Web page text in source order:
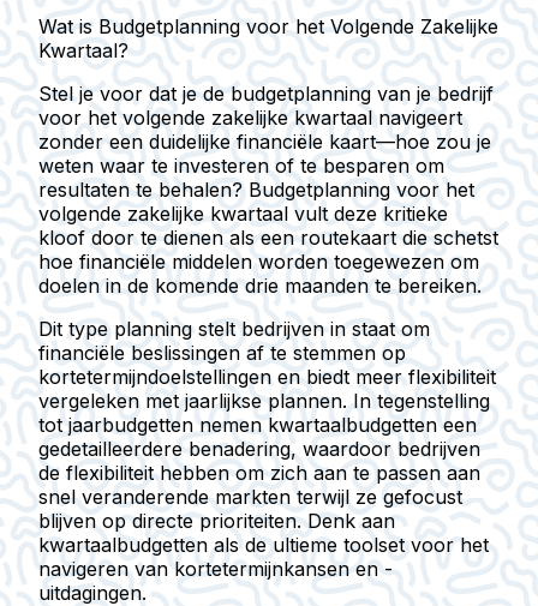
Wat is Budgetplanning voor het Volgende Zakelijke
Kwartaal?
Stel je voor dat je de budgetplanning van je bedrijf
voor het volgende zakelijke kwartaal navigeert
zonder een duidelijke financiële kaart—hoe zou je
weten waar te investeren of te besparen om
resultaten te behalen? Budgetplanning voor het
volgende zakelijke kwartaal vult deze kritieke
kloof door te dienen als een routekaart die schetst
hoe financiële middelen worden toegewezen om
doelen in de komende drie maanden te bereiken.
Dit type planning stelt bedrijven in staat om
financiële beslissingen af te stemmen op
kortetermijndoelstellingen en biedt meer flexibiliteit
vergeleken met jaarlijkse plannen. In tegenstelling
tot jaarbudgetten nemen kwartaalbudgetten een
gedetailleerdere benadering, waardoor bedrijven
de flexibiliteit hebben om zich aan te passen aan
snel veranderende markten terwijl ze gefocust
blijven op directe prioriteiten. Denk aan
kwartaalbudgetten als de ultieme toolset voor het
navigeren van kortetermijnkansen en -
uitdagingen.